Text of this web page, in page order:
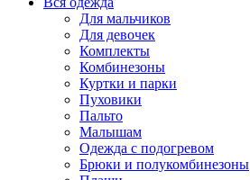
Для мальчиков
Для девочек
Комплекты
Комбинезоны
Куртки и парки
Пуховики
Пальто
Малышам
Одежда с подогревом
Брюки и полукомбинезоны